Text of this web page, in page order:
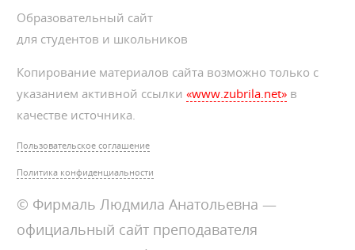
Образовательный сайт
для студентов и школьников
Копирование материалов сайта возможно только с
указанием активной ссылки«www.zubrila.net» в
качестве источника.
Пользовательское соглашение
Политика конфиденциальности
© Фирмаль Людмила Анатольевна —
официальный сайт преподавателя